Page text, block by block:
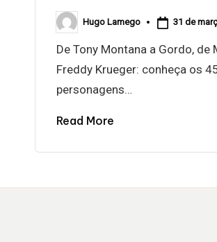
Posted
by
Hugo Lamego 31 de
De Tony Montana a Gordo, de
Freddy Krueger: conheça os
personagens…
Read More